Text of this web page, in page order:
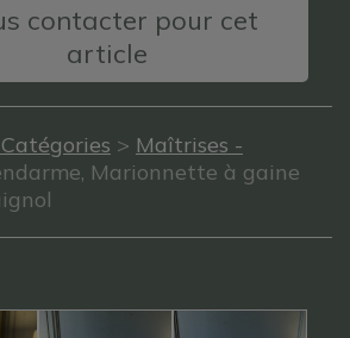
contacter pour cet
article
> Maîtrises -
Marionnette à gaine